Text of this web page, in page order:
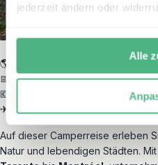
jederzeit ändern oder
Alle
🌎 Toronto – Niagarafälle – Ottawa
📅 18 Tage / 17 Nächte
💶 ab € 2.520,- p.P. (bei 4
✈ Flüge ab ca. € 850,- p.P.
Auf dieser Camperreise erleben
Natur und lebendigen Städten.